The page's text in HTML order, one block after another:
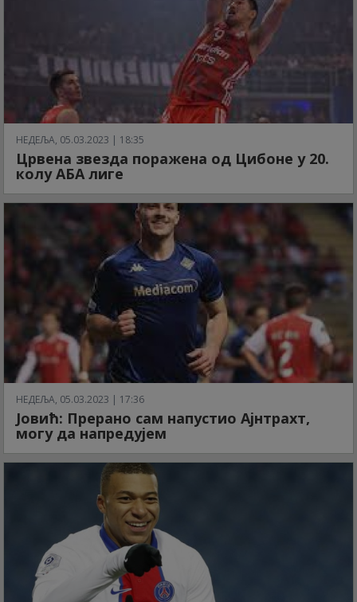
НЕДЕЉА, 05.03.2023 | 18:35
Црвена звезда поражена од Цибоне у 20.
колу АБА лиге
НЕДЕЉА, 05.03.2023 | 17:36
Јовић: Прерано сам напустио Ајнтрахт,
могу да напредујем